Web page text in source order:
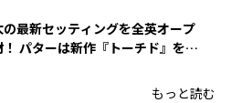
の最新セッティングを全英オープ
！ パターは新作『トーチド』を投
もっと読む